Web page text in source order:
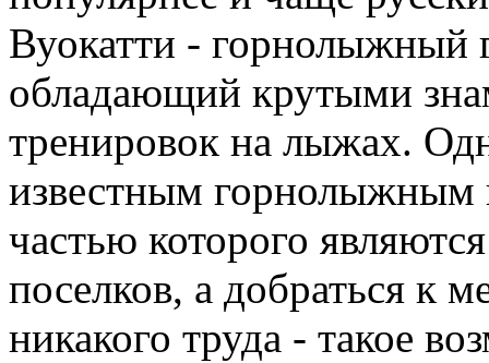
Вуокатти - горнолыжный
обладающий крутыми
тренировок на лыжах.
известным горнолыжным
частью которого
поселков, а добраться к
никакого труда - такое